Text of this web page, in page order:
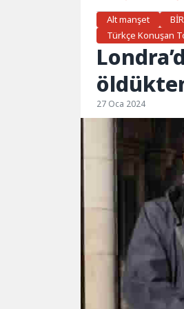
Alt manşet
Türkçe Konuşan
27 Oca 2024